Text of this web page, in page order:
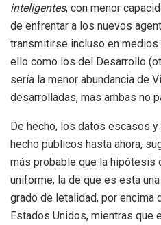
inteligentes, con menor
de enfrentar a los nuevos
transmitirse incluso en
ello como los del Desarrollo
sería la menor abundancia de
desarrolladas, mas ambas no
De hecho, los datos escasos
hecho públicos hasta ahora,
más probable que la hipótesis
uniforme, la de que es esta
grado de letalidad, por encima
Estados Unidos, mientras que